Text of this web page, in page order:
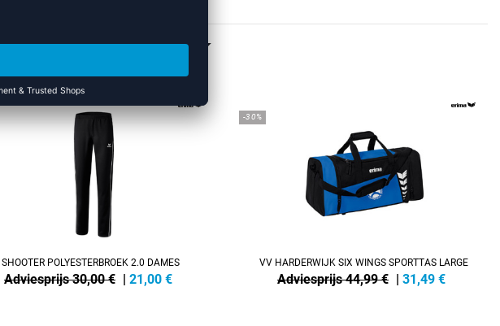
HARDERWIJK
SHOOTER POLYESTERBROEK 2.0 DAMES
Adviesprijs 30,00 € | 21,00 €
-30%
VV HARDERWIJK SIX WINGS SPORTTAS LARGE
Adviesprijs 44,99 € | 31,49 €